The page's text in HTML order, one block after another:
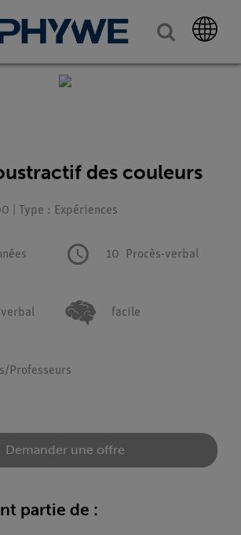
des couleurs
| Type : Expériences
10 Procès-verbal
verbal facile
Professeurs
Demander une offre
partie de :